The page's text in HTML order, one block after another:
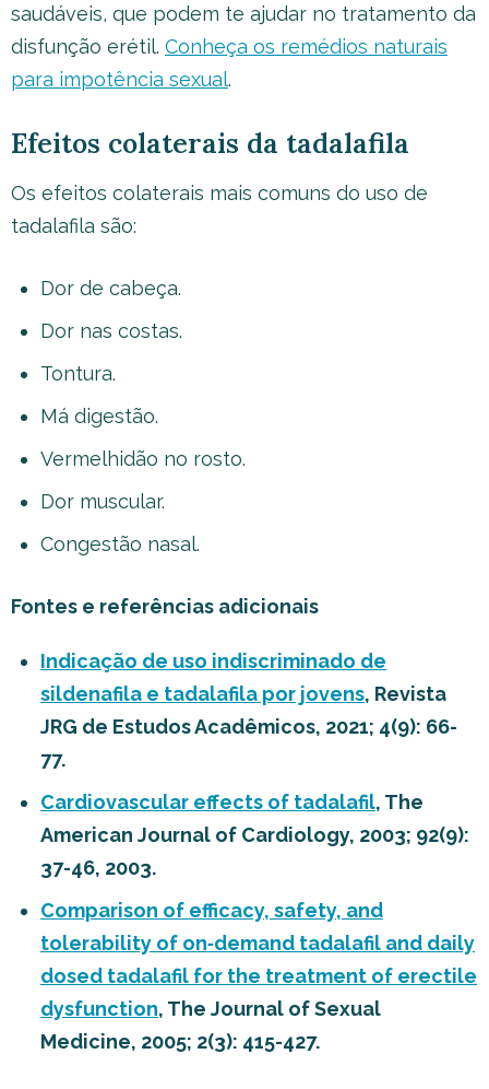
saudáveis, que podem te ajudar no tratamento da
disfunção erétil. Conheça os remédios naturais
para impotência sexual.
Efeitos colaterais da tadalafila
Os efeitos colaterais mais comuns do uso de
tadalafila são:
Dor de cabeça.
Dor nas costas.
Tontura.
Má digestão.
Vermelhidão no rosto.
Dor muscular.
Congestão nasal.
Fontes e referências adicionais
Indicação de uso indiscriminado de
sildenafila e tadalafila por jovens, Revista
JRG de Estudos Acadêmicos, 2021; 4(9): 66-
77.
Cardiovascular effects of tadalafil, The
American Journal of Cardiology, 2003; 92(9):
37-46, 2003.
Comparison of efficacy, safety, and
tolerability of on‐demand tadalafil and daily
dosed tadalafil for the treatment of erectile
dysfunction, The Journal of Sexual
Medicine, 2005; 2(3): 415-427.